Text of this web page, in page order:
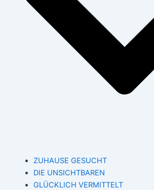
ZUHAUSE GESUCHT
DIE UNSICHTBAREN
GLÜCKLICH VERMITTELT